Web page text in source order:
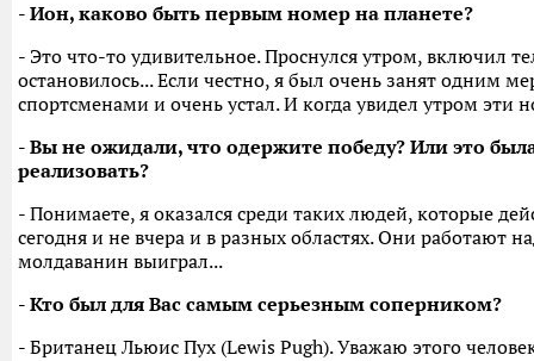
- Ион, каково быть первым номер на планете?
- Это что-то удивительное. Проснулся утром, включил
остановилось... Если честно, я был очень занят одним
спортсменами и очень устал. И когда увидел утром эти
- Вы не ожидали, что одержите победу? Или это
реализовать?
- Понимаете, я оказался среди таких людей, которые
сегодня и не вчера и в разных областях. Они работают
молдаванин выиграл...
- Кто был для Вас самым серьезным соперником?
- Британец Льюис Пух (Lewis Pugh). Уважаю этого